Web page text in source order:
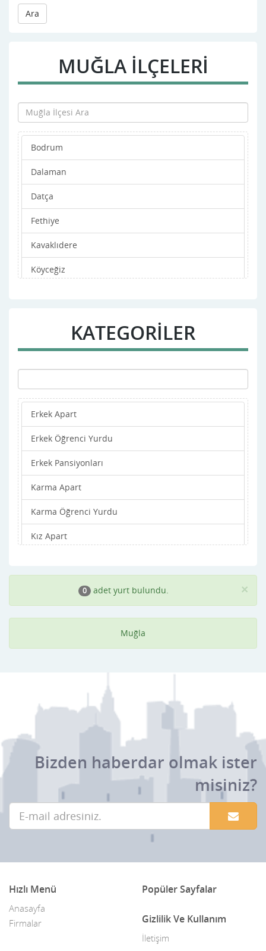
Ara
MUĞLA İLÇELERİ
Bodrum
Dalaman
Datça
Fethiye
Kavaklıdere
Köyceğiz
Ortaca
Ula
Yatağan
KATEGORİLER
Erkek Apart
Erkek Öğrenci Yurdu
Erkek Pansiyonları
Karma Apart
Karma Öğrenci Yurdu
Kız Apart
Kız Pansiyonları ×
0 adet yurt bulundu.
Muğla
Bizden haberdar olmak ister
misiniz?
Hızlı Menü
Anasayfa
Firmalar
Popüler Sayfalar
Gizlilik Ve Kullanım
İletişim